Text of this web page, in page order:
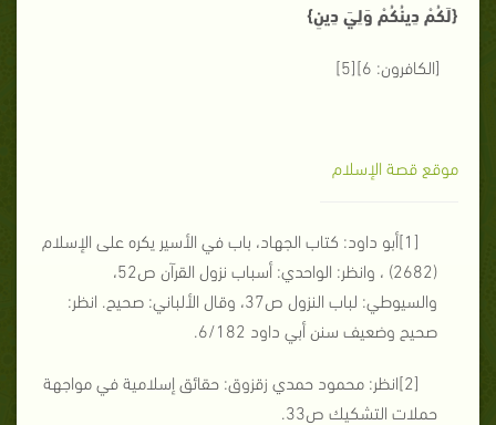
{لَكُمْ دِينُكُمْ وَلِيَ دِينِ}
[الكافرون: 6] [5]
موقع قصة الإسلام
[1]أبو داود: كتاب الجهاد، باب في الأسير يكره على الإسلام
(2682) ، وانظر: الواحدي: أسباب نزول القرآن ص52،
والسيوطي: لباب النزول ص37، وقال الألباني: صحيح. انظر:
صحيح وضعيف سنن أبي داود 6/182.
[2]انظر: محمود حمدي زقزوق: حقائق إسلامية في مواجهة
حملات التشكيك ص33.